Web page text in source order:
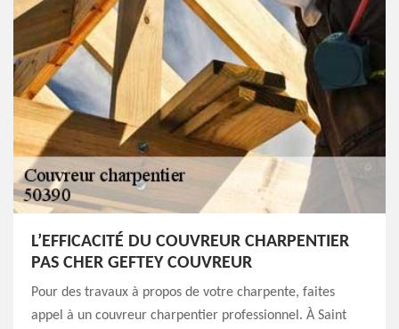
L’EFFICACITÉ DU COUVREUR CHARPENTIER
PAS CHER GEFTEY COUVREUR
Pour des travaux à propos de votre charpente, faites
appel à un couvreur charpentier professionnel. À Saint